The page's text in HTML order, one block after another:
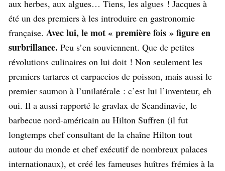
aux herbes, aux algues… Tiens, les algues ! Jacques à
été un des premiers à les introduire en gastronomie
française. Avec lui, le mot « première fois » figure en
surbrillance. Peu s’en souviennent. Que de petites
révolutions culinaires on lui doit ! Non seulement les
premiers tartares et carpaccios de poisson, mais aussi le
premier saumon à l’unilatérale : c’est lui l’inventeur, eh
oui. Il a aussi rapporté le gravlax de Scandinavie, le
barbecue nord-américain au Hilton Suffren (il fut
longtemps chef consultant de la chaîne Hilton tout
autour du monde et chef exécutif de nombreux palaces
internationaux), et créé les fameuses huîtres frémies à la